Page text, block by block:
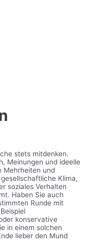
stets mitdenken.
Meinungen und ideelle
Mehrheiten und
Klima,
soziales Verhalten
Haben Sie auch
Runde mit
konservative
in einem solchen
lieber den Mund